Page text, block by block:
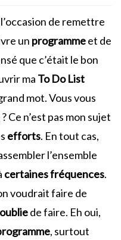
de remettre
un programmeet de
que c’était le bon
ma To Do List
mot. Vous vous
? Ce n’est pas mon sujet
efforts. En tout cas,
l’ensemble
certaines fréquences.
voudrait faire de
oubliede faire. Eh oui,
, surtout